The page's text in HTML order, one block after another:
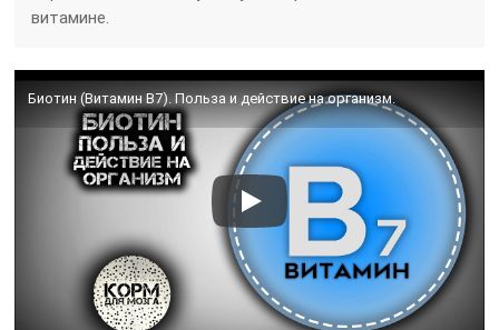
витамине.
Биотин (Витамин B7). Польза и действие на организм.